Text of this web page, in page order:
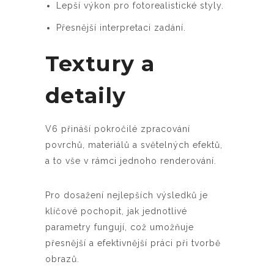
Lepší výkon pro fotorealistické styly.
Přesnější interpretaci zadání.
Textury a
detaily
V6 přináší pokročilé zpracování
povrchů, materiálů a světelných efektů,
a to vše v rámci jednoho renderování.
Pro dosažení nejlepších výsledků je
klíčové pochopit, jak jednotlivé
parametry fungují, což umožňuje
přesnější a efektivnější práci při tvorbě
obrazů.